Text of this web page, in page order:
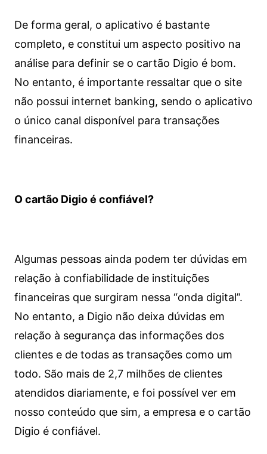
De forma geral, o aplicativo é bastante
completo, e constitui um aspecto positivo na
análise para definir se o cartão Digio é bom.
No entanto, é importante ressaltar que o site
não possui internet banking, sendo o aplicativo
o único canal disponível para transações
financeiras.
O cartão Digio é confiável?
Algumas pessoas ainda podem ter dúvidas em
relação à confiabilidade de instituições
financeiras que surgiram nessa “onda digital”.
No entanto, a Digio não deixa dúvidas em
relação à segurança das informações dos
clientes e de todas as transações como um
todo. São mais de 2,7 milhões de clientes
atendidos diariamente, e foi possível ver em
nosso conteúdo que sim, a empresa e o cartão
Digio é confiável.